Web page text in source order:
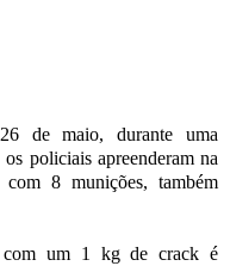
de maio, durante uma
policiais apreenderam na
8 munições, também
com um 1 kg de crack é